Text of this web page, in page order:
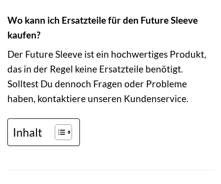
Wo kann ich Ersatzteile für den Future Sleeve
kaufen?
Der Future Sleeve ist ein hochwertiges Produkt,
das in der Regel keine Ersatzteile benötigt.
Solltest Du dennoch Fragen oder Probleme
haben, kontaktiere unseren Kundenservice.
Inhalt